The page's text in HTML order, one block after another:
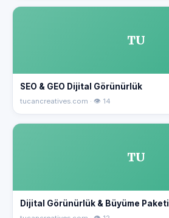
TU
SEO & GEO Dijital Görünürlük
tucancreatives.com · 👁 14
TU
Dijital Görünürlük & Büyüme Paketi